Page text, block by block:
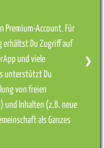
Premium-Account. Für
erhältst Du Zugriff auf
und viele
unterstützt Du
von freien
und Inhalten (z.B. neue
als Ganzes
❯